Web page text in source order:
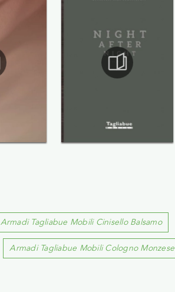
Armadi Tagliabue Mobili Cinisello Balsamo
Armadi Tagliabue Mobili Cologno Monzese